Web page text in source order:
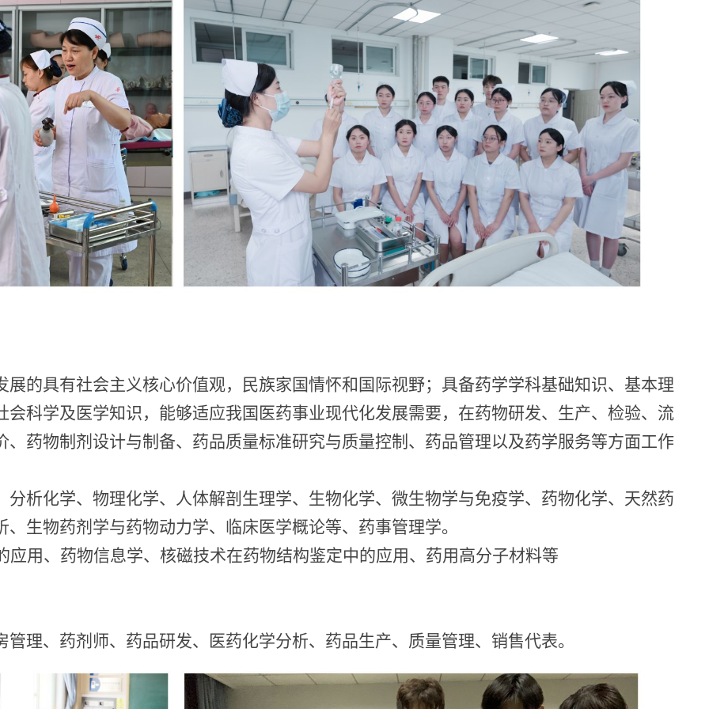
展的具有社会主义核心价值观，民族家国情怀和国际视野；具备药学学科基础知识、基本理
科学及医学知识，能够适应我国医药事业现代化发展需要，在药物研发、生产、检验、流
药物制剂设计与制备、药品质量标准研究与质量控制、药品管理以及药学服务等方面工作
分析化学、物理化学、人体解剖生理学、生物化学、微生物学与免疫学、药物化学、天然药
生物药剂学与药物动力学、临床医学概论等、药事管理学。
应用、药物信息学、核磁技术在药物结构鉴定中的应用、药用高分子材料等
理、药剂师、药品研发、医药化学分析、药品生产、质量管理、销售代表。